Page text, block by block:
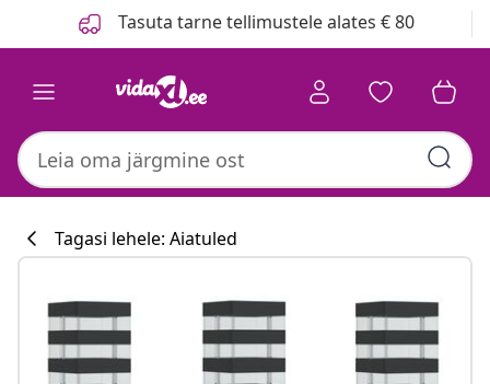
Tasuta tarne tellimustele alates € 80
Tagasi lehele: Aiatuled